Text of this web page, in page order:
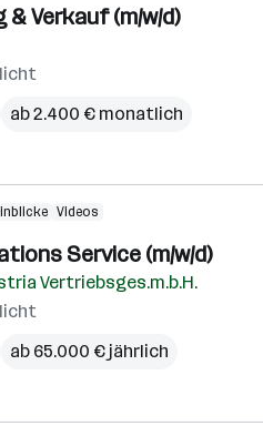
Verkauf (m/w/d)
ab 2.400 € monatlich
Videos
Service (m/w/d)
Vertriebsges.m.b.H.
ab 65.000 € jährlich